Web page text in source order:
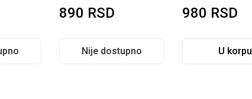
890 RSD
Nije dostupno
980 RSD
U korpu